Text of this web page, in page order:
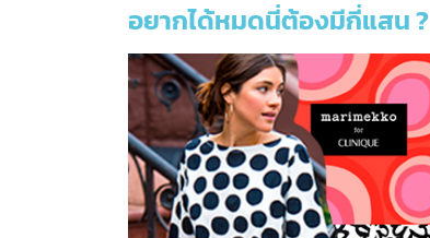
อยากได้หมดนี่ต้องมีกี่แสน ?